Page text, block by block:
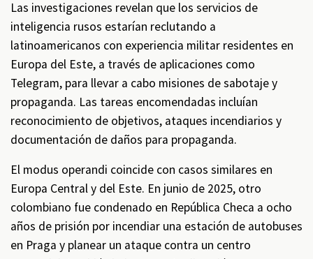
Las investigaciones revelan que los servicios de
inteligencia rusos estarían reclutando a
latinoamericanos con experiencia militar residentes en
Europa del Este, a través de aplicaciones como
Telegram, para llevar a cabo misiones de sabotaje y
propaganda. Las tareas encomendadas incluían
reconocimiento de objetivos, ataques incendiarios y
documentación de daños para propaganda.
El modus operandi coincide con casos similares en
Europa Central y del Este. En junio de 2025, otro
colombiano fue condenado en República Checa a ocho
años de prisión por incendiar una estación de autobuses
en Praga y planear un ataque contra un centro